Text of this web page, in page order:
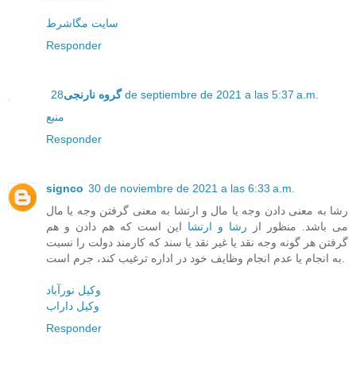
سایت مگاشرط
Responder
گروه نارنجی28 de septiembre de 2021 a las 5:37 a.m.
منبع
Responder
signco 30 de noviembre de 2021 a las 6:33 a.m.
رشا به معنی دادن وجه یا مال و ارتشا به معنی گرفتن وجه یا مال
می باشد. منظور از رشا و ارتشا این است که هم دادن و هم
گرفتن هر گونه وجه نقد یا غیر نقد یا سند که کارمند دولت را نسبت
وکیل نورآباد
وکیل داراب
Responder